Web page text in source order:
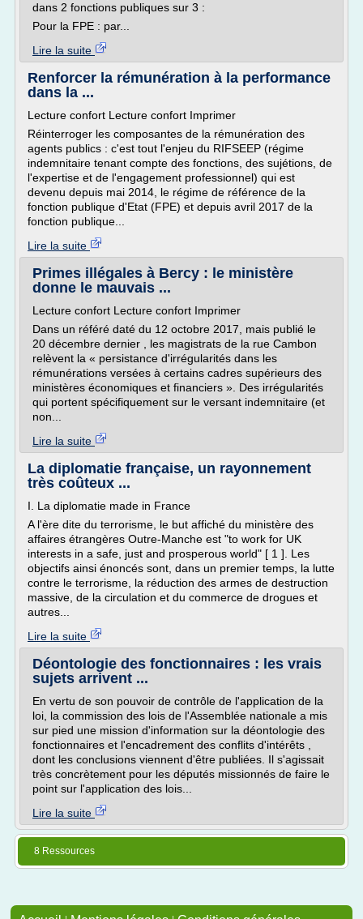
dans 2 fonctions publiques sur 3 :
Pour la FPE : par...
Lire la suite
Renforcer la rémunération à la performance
dans la ...
Lecture confort Lecture confort Imprimer
Réinterroger les composantes de la rémunération des
agents publics : c'est tout l'enjeu du RIFSEEP (régime
indemnitaire tenant compte des fonctions, des sujétions, de
l'expertise et de l'engagement professionnel) qui est
devenu depuis mai 2014, le régime de référence de la
fonction publique d'Etat (FPE) et depuis avril 2017 de la
fonction publique...
Lire la suite
Primes illégales à Bercy : le ministère
donne le mauvais ...
Lecture confort Lecture confort Imprimer
Dans un référé daté du 12 octobre 2017, mais publié le
20 décembre dernier , les magistrats de la rue Cambon
relèvent la « persistance d'irrégularités dans les
rémunérations versées à certains cadres supérieurs des
ministères économiques et financiers ». Des irrégularités
qui portent spécifiquement sur le versant indemnitaire (et
non...
Lire la suite
La diplomatie française, un rayonnement
très coûteux ...
I. La diplomatie made in France
A l'ère dite du terrorisme, le but affiché du ministère des
affaires étrangères Outre-Manche est "to work for UK
interests in a safe, just and prosperous world" [ 1 ]. Les
objectifs ainsi énoncés sont, dans un premier temps, la lutte
contre le terrorisme, la réduction des armes de destruction
massive, de la circulation et du commerce de drogues et
autres...
Lire la suite
Déontologie des fonctionnaires : les vrais
sujets arrivent ...
En vertu de son pouvoir de contrôle de l'application de la
loi, la commission des lois de l'Assemblée nationale a mis
sur pied une mission d'information sur la déontologie des
fonctionnaires et l'encadrement des conflits d'intérêts ,
dont les conclusions viennent d'être publiées. Il s'agissait
très concrètement pour les députés missionnés de faire le
point sur l'application des lois...
Lire la suite
8 Ressources